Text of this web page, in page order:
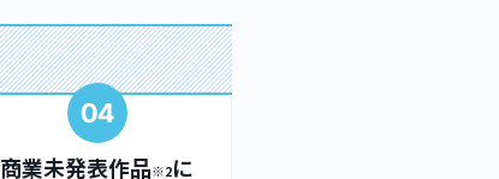
04
商業未発表作品※2に